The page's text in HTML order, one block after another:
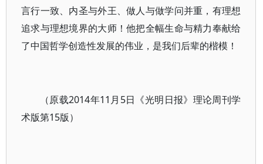
言行一致、内圣与外王、做人与做学问并重，有理想
追求与理想境界的大师！他把全幅生命与精力奉献给
了中国哲学创造性发展的伟业，是我们后辈的楷模！
（原载2014年11月5日《光明日报》理论周刊学
术版第15版）